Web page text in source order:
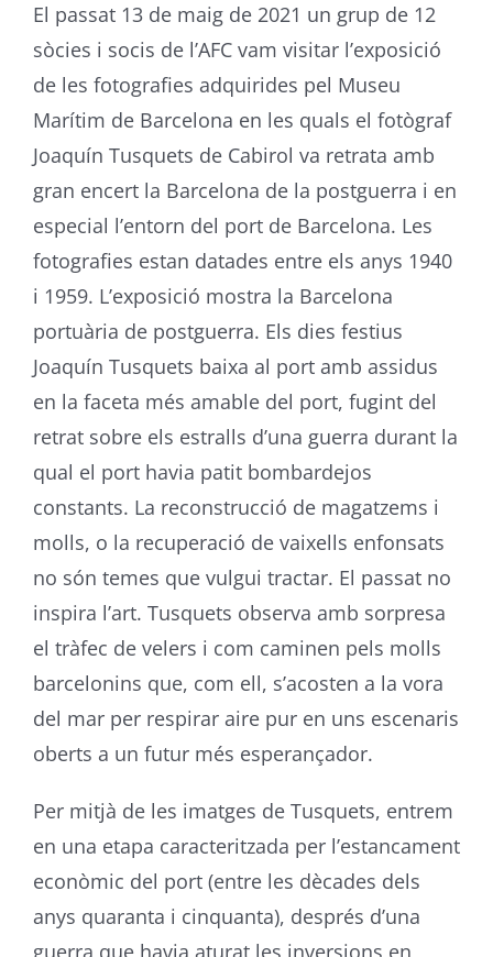
El passat 13 de maig de 2021 un grup de 12
sòcies i socis de l’AFC vam visitar l’exposició
de les fotografies adquirides pel Museu
Marítim de Barcelona en les quals el fotògraf
Joaquín Tusquets de Cabirol va retrata amb
gran encert la Barcelona de la postguerra i en
especial l’entorn del port de Barcelona. Les
fotografies estan datades entre els anys 1940
i 1959. L’exposició mostra la Barcelona
portuària de postguerra. Els dies festius
Joaquín Tusquets baixa al port amb assidus
en la faceta més amable del port, fugint del
retrat sobre els estralls d’una guerra durant la
qual el port havia patit bombardejos
constants. La reconstrucció de magatzems i
molls, o la recuperació de vaixells enfonsats
no són temes que vulgui tractar. El passat no
inspira l’art. Tusquets observa amb sorpresa
el tràfec de velers i com caminen pels molls
barcelonins que, com ell, s’acosten a la vora
del mar per respirar aire pur en uns escenaris
oberts a un futur més esperançador.
Per mitjà de les imatges de Tusquets, entrem
en una etapa caracteritzada per l’estancament
econòmic del port (entre les dècades dels
anys quaranta i cinquanta), després d’una
guerra que havia aturat les inversions en